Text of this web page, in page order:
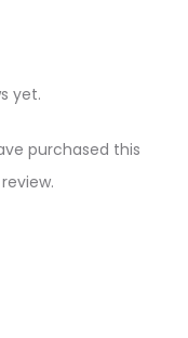
yet.
purchased this